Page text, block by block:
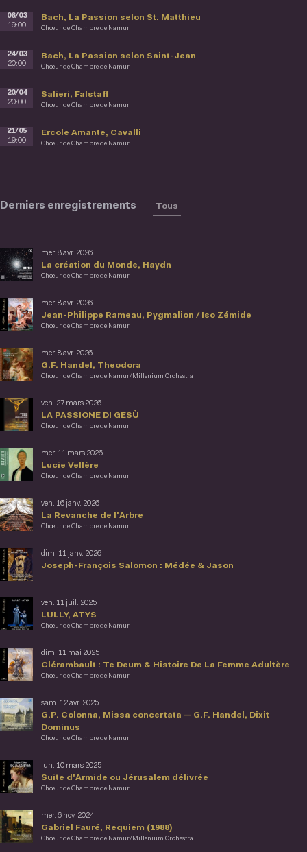
Bach, La Passion selon St. Matthieu
Chœur de Chambre de Namur
06/03
19:00
Bach, La Passion selon Saint-Jean
Chœur de Chambre de Namur
24/03
20:00
Salieri, Falstaff
Chœur de Chambre de Namur
20/04
20:00
Ercole Amante, Cavalli
Chœur de Chambre de Namur
21/05
19:00
Derniers enregistrements Tous
La création du Monde, Haydn
mer. 8 avr. 2026
Chœur de Chambre de Namur
Jean-Philippe Rameau, Pygmalion / Iso Zémide
mer. 8 avr. 2026
Chœur de Chambre de Namur
G.F. Handel, Theodora
mer. 8 avr. 2026
Chœur de Chambre de Namur/Millenium Orchestra
LA PASSIONE DI GESÙ
ven. 27 mars 2026
Chœur de Chambre de Namur
Lucie Vellère
mer. 11 mars 2026
Chœur de Chambre de Namur
La Revanche de l'Arbre
ven. 16 janv. 2026
Chœur de Chambre de Namur
Joseph-François Salomon : Médée & Jason
dim. 11 janv. 2026
LULLY, ATYS
ven. 11 juil. 2025
Chœur de Chambre de Namur
Clérambault : Te Deum & Histoire De La Femme Adultère
dim. 11 mai 2025
Chœur de Chambre de Namur
G.P. Colonna, Missa concertata — G.F. Handel, Dixit
Dominus
sam. 12 avr. 2025
Chœur de Chambre de Namur
Suite d'Armide ou Jérusalem délivrée
lun. 10 mars 2025
Chœur de Chambre de Namur
Gabriel Fauré, Requiem (1988)
mer. 6 nov. 2024
Chœur de Chambre de Namur/Millenium Orchestra